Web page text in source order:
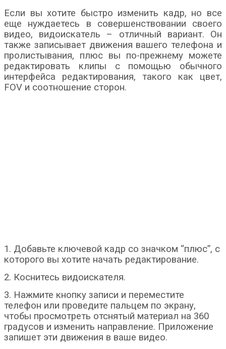
Если вы хотите быстро изменить кадр, но все
еще нуждаетесь в совершенствовании своего
видео, видоискатель – отличный вариант. Он
также записывает движения вашего телефона и
пролистывания, плюс вы по-прежнему можете
редактировать клипы с помощью обычного
интерфейса редактирования, такого как цвет,
FOV и соотношение сторон.
1. Добавьте ключевой кадр со значком “плюс”, с
которого вы хотите начать редактирование.
2. Коснитесь видоискателя.
3. Нажмите кнопку записи и переместите
телефон или проведите пальцем по экрану,
чтобы просмотреть отснятый материал на 360
градусов и изменить направление. Приложение
запишет эти движения в ваше видео.